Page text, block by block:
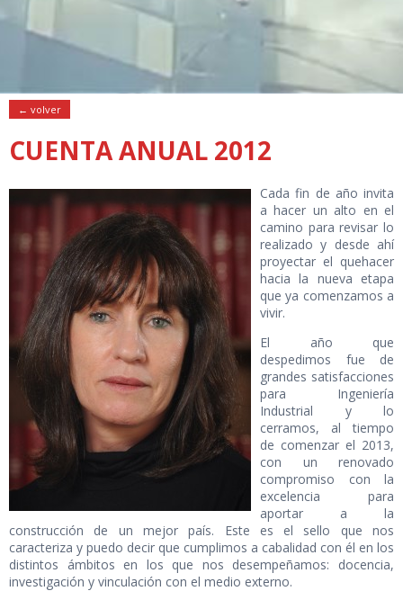
← volver
CUENTA ANUAL 2012
Cada fin de año invita
a hacer un alto en el
camino para revisar lo
realizado y desde ahí
proyectar el quehacer
hacia la nueva etapa
que ya comenzamos a
vivir.
El año que
despedimos fue de
grandes satisfacciones
para Ingeniería
Industrial y lo
cerramos, al tiempo
de comenzar el 2013,
con un renovado
compromiso con la
excelencia para
aportar a la
construcción de un mejor país. Este es el sello que nos
caracteriza y puedo decir que cumplimos a cabalidad con él en los
distintos ámbitos en los que nos desempeñamos: docencia,
investigación y vinculación con el medio externo.